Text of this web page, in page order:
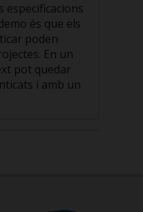
especificacions
és que els
poden
En un
pot quedar
i amb un